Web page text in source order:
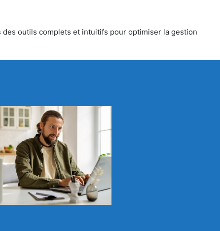
des outils complets et intuitifs pour optimiser la gestion